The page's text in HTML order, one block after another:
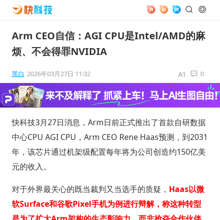
Arm CEO自信：AGI CPU是Intel/AMD的麻
烦、不会得罪NVIDIA
黑白 2026年03月27日 11:32 0
快科技3月27日消息，Arm日前正式推出了首款自研数据
中心CPU AGI CPU，Arm CEO Rene Haas预测，到2031
年，该芯片通过机架级配置每年将为公司创造约150亿美
元的收入。
对于外界最关心的既当裁判又当选手的质疑， Haas以微
软Surface和谷歌Pixel手机为例进行辩解，称这种转型